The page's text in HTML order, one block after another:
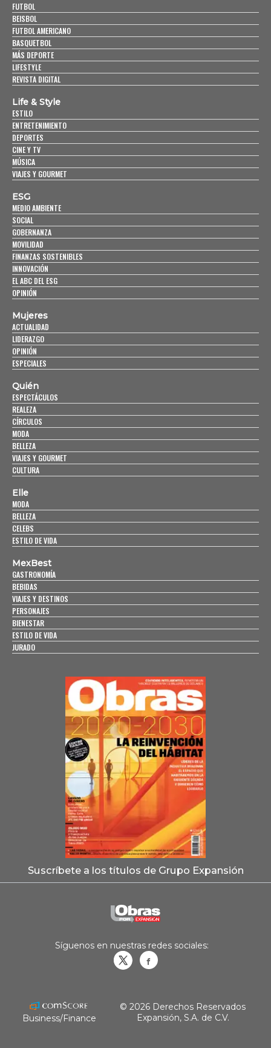
FUTBOL
BEISBOL
FUTBOL AMERICANO
BASQUETBOL
MÁS DEPORTE
LIFESTYLE
REVISTA DIGITAL
Life & Style
ESTILO
ENTRETENIMIENTO
DEPORTES
CINE Y TV
MÚSICA
VIAJES Y GOURMET
ESG
MEDIO AMBIENTE
SOCIAL
GOBERNANZA
MOVILIDAD
FINANZAS SOSTENIBLES
INNOVACIÓN
EL ABC DEL ESG
OPINIÓN
Mujeres
ACTUALIDAD
LIDERAZGO
OPINIÓN
ESPECIALES
Quién
ESPECTÁCULOS
REALEZA
CÍRCULOS
MODA
BELLEZA
VIAJES Y GOURMET
CULTURA
Elle
MODA
BELLEZA
CELEBS
ESTILO DE VIDA
MexBest
GASTRONOMÍA
BEBIDAS
VIAJES Y DESTINOS
PERSONAJES
BIENESTAR
ESTILO DE VIDA
JURADO
Suscríbete a los títulos de Grupo Expansión
Síguenos en nuestras redes sociales:
Business/Finance
© 2026 Derechos Reservados
Expansión, S.A. de C.V.